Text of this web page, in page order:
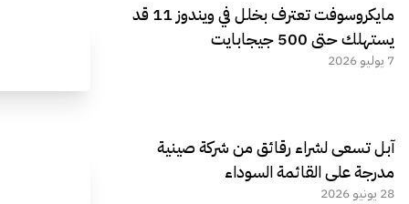
مايكروسوفت تعترف بخلل في ويندوز 11 قد
يستهلك حتى 500 جيجابايت
7 يوليو 2026
آبل تسعى لشراء رقائق من شركة صينية
مدرجة على القائمة السوداء
28 يونيو 2026